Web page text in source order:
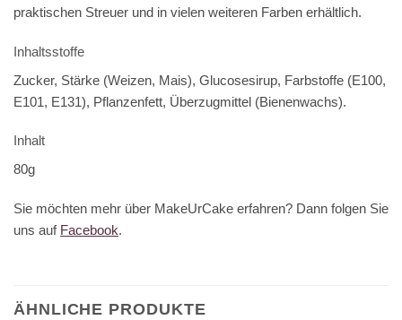
praktischen Streuer und in vielen weiteren Farben erhältlich.
Inhaltsstoffe
Zucker, Stärke (Weizen, Mais), Glucosesirup, Farbstoffe (E100,
E101, E131), Pflanzenfett, Überzugmittel (Bienenwachs).
Inhalt
80g
Sie möchten mehr über MakeUrCake erfahren? Dann folgen Sie
uns auf Facebook.
ÄHNLICHE PRODUKTE